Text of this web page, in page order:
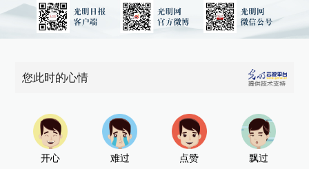
您此时的心情
开心 难过 点赞 飘过